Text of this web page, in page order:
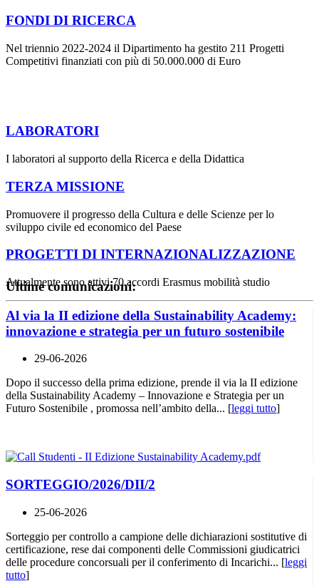
FONDI DI RICERCA
Nel triennio 2022-2024 il Dipartimento ha gestito 211 Progetti
Competitivi finanziati con più di 50.000.000 di Euro
LABORATORI
I laboratori al supporto della Ricerca e della Didattica
TERZA MISSIONE
Promuovere il progresso della Cultura e delle Scienze per lo
sviluppo civile ed economico del Paese
PROGETTI DI INTERNAZIONALIZZAZIONE
Attualmente sono attivi 70 accordi Erasmus mobilità studio
Ultime comunicazioni:
Al via la II edizione della Sustainability Academy:
innovazione e strategia per un futuro sostenibile
29-06-2026
Dopo il successo della prima edizione, prende il via la II edizione
della Sustainability Academy – Innovazione e Strategia per un
Futuro Sostenibile , promossa nell’ambito della... [leggi tutto]
SORTEGGIO/2026/DII/2
25-06-2026
Sorteggio per controllo a campione delle dichiarazioni sostitutive di
certificazione, rese dai componenti delle Commissioni giudicatrici
delle procedure concorsuali per il conferimento di Incarichi... [leggi
tutto]